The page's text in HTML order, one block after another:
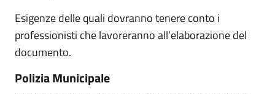
Esigenze delle quali dovranno tenere conto i
professionisti che lavoreranno all’elaborazione del
documento.
Polizia Municipale